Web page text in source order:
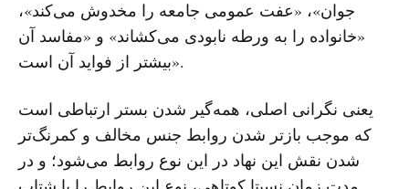
جوان»، «عفت عمومی جامعه را مخدوش می‌کند»،
«خانواده را به ورطه نابودی می‌کشاند» و «مفاسد آن
بیشتر از فواید آن است».
یعنی نگرانی اصلی، همه‌گیر شدن بستر ارتباطی است
که موجب بازتر شدن روابط جنس مخالف و کمرنگ‌تر
شدن نقش این نهاد در این نوع روابط می‌شود؛ و در